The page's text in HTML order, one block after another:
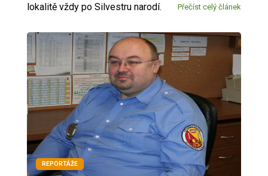
lokalitě vždy po Silvestru narodí.
Přečíst celý článek
REPORTÁŽE